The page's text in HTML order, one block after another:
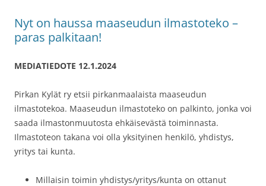
Nyt on haussa maaseudun ilmastoteko –
paras palkitaan!
MEDIATIEDOTE 12.1.2024
Pirkan Kylät ry etsii pirkanmaalaista maaseudun
ilmastotekoa. Maaseudun ilmastoteko on palkinto, jonka voi
saada ilmastonmuutosta ehkäisevästä toiminnasta.
Ilmastoteon takana voi olla yksityinen henkilö, yhdistys,
yritys tai kunta.
Millaisin toimin yhdistys/yritys/kunta on ottanut